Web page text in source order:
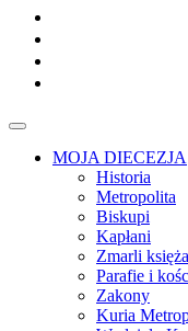
MOJA DIECEZJA
Historia
Metropolita
Biskupi
Kapłani
Zmarli księża
Parafie i
Zakony
Kuria